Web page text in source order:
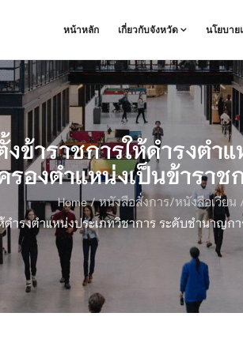
หน้าหลัก เกี่ยวกับจังหวัด นโยบาย
ข้าราชการให้ดำรงต
องตำแหน่งเป็นข้ารา
Home/ หนังสือสั่งการ/หนังสือเวียน
ดำรงตำแหน่งประเภทวิชาการ ระดับชำนาญ